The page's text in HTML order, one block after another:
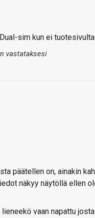
sim kun ei
vastataksesi
päätellen on, ainakin
näkyy näytöllä ellen
vaan napattu